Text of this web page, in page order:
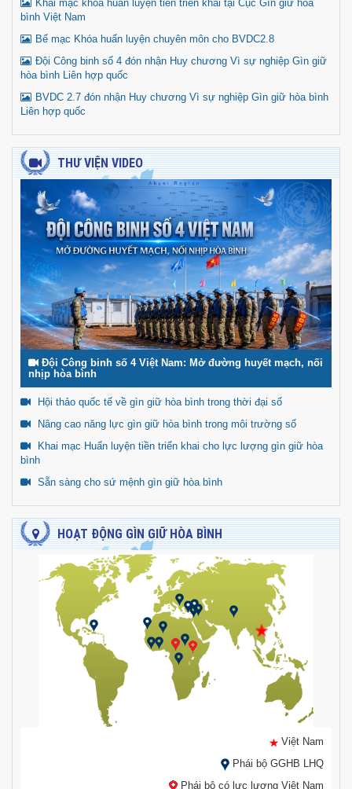
Khai mạc khóa huấn luyện tiền triển khai tại Cục Gìn giữ hòa
bình Việt Nam
Bế mạc Khóa huấn luyện chuyên môn cho BVDC2.8
Đội Công binh số 4 đón nhận Huy chương Vì sự nghiệp Gìn giữ
hòa bình Liên hợp quốc
BVDC 2.7 đón nhận Huy chương Vì sự nghiệp Gìn giữ hòa bình
Liên hợp quốc
THƯ VIỆN VIDEO
Đội Công binh số 4 Việt Nam: Mở đường huyết mạch, nối
nhịp hòa bình
Hội thảo quốc tế về gìn giữ hòa bình trong thời đại số
Nâng cao năng lực gìn giữ hòa bình trong môi trường số
Khai mạc Huấn luyện tiền triển khai cho lực lượng gìn giữ hòa
bình
Sẵn sàng cho sứ mệnh gìn giữ hòa bình
HOẠT ĐỘNG GÌN GIỮ HÒA BÌNH
Việt Nam
Phái bộ GGHB LHQ
Phái bộ có lực lượng Việt Nam